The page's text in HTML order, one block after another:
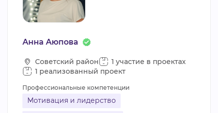
Анна Аюпова
Советский район
1 участие в проектах
1 реализованный проект
Профессиональные компетенции
Мотивация и лидерство